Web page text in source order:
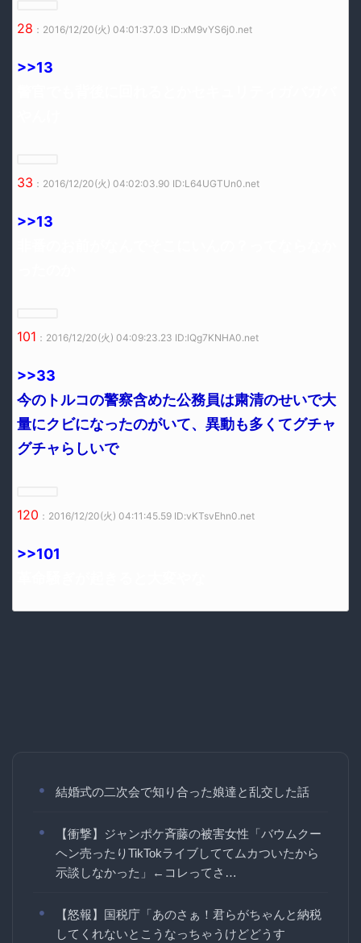
28 ：2016/12/20(火) 04:01:37.03 ID:xM9vYS6j0.net
>>13
33 ：2016/12/20(火) 04:02:03.90 ID:L64UGTUn0.net
>>13
101 ：2016/12/20(火) 04:09:23.23 ID:lQg7KNHA0.net
>>33
今のトルコの警察含めた公務員は粛清のせいで大
量にクビになったのがいて、異動も多くてグチャ
グチャらしいで
120 ：2016/12/20(火) 04:11:45.59 ID:vKTsvEhn0.net
>>101
結婚式の二次会で知り合った娘達と乱交した話
【衝撃】ジャンポケ斉藤の被害女性「バウムクー
ヘン売ったりTikTokライブしててムカついたから
示談しなかった」←コレってさ…
【怒報】国税庁「あのさぁ！君らがちゃんと納税
してくれないとこうなっちゃうけどどうす